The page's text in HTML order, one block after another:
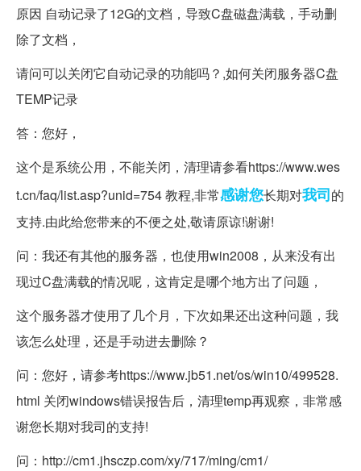
原因 自动记录了12G的文档，导致C盘磁盘满载，手动删
除了文档，
请问可以关闭它自动记录的功能吗？,如何关闭服务器C盘
TEMP记录
答：您好，
这个是系统公用，不能关闭，清理请参看https://www.wes
t.cn/faq/list.asp?unid=754 教程,非常感谢您长期对我司的
支持.由此给您带来的不便之处,敬请原谅!谢谢!
问：我还有其他的服务器，也使用win2008，从来没有出
现过C盘满载的情况呢，这肯定是哪个地方出了问题，
这个服务器才使用了几个月，下次如果还出这种问题，我
该怎么处理，还是手动进去删除？
问：您好，请参考https://www.jb51.net/os/win10/499528.
html 关闭windows错误报告后，清理temp再观察，非常感
谢您长期对我司的支持!
问：http://cm1.jhsczp.com/xy/717/ming/cm1/